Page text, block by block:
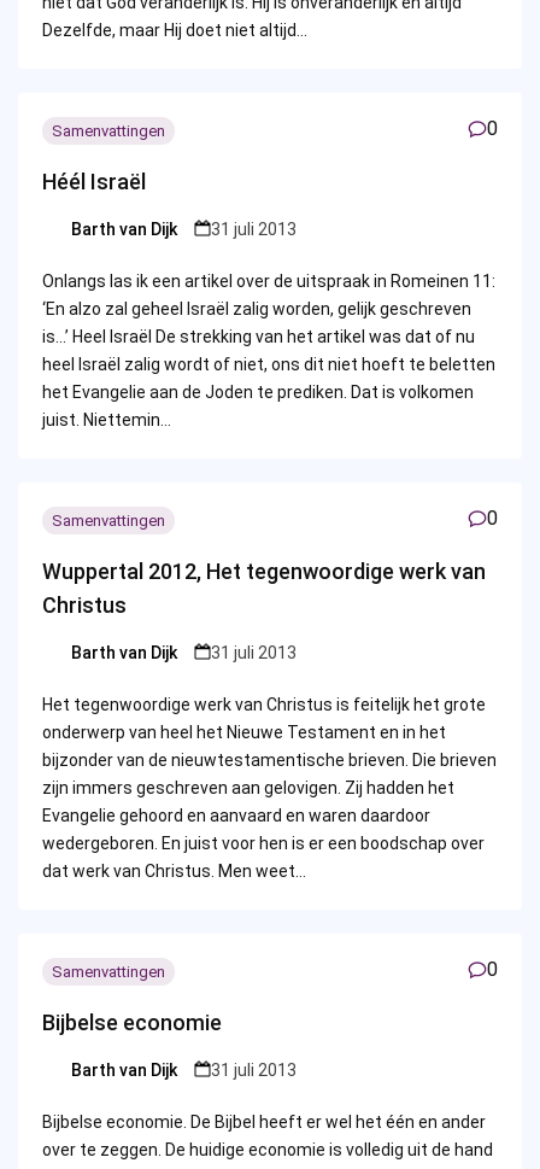
Dezelfde, maar Hij doet niet altijd…
Samenvattingen 0
Héél Israël
Posted
Barth van Dijk 31 juli 2013
Onlangs las ik een artikel over de uitspraak in Romeinen 11:
‘En alzo zal geheel Israël zalig worden, gelijk geschreven
is…’ Heel Israël De strekking van het artikel was dat of nu
heel Israël zalig wordt of niet, ons dit niet hoeft te beletten
het Evangelie aan de Joden te prediken. Dat is volkomen
juist. Niettemin…
Samenvattingen 0
Wuppertal 2012, Het tegenwoordige werk van
Christus
Posted
Barth van Dijk 31 juli 2013
Het tegenwoordige werk van Christus is feitelijk het grote
onderwerp van heel het Nieuwe Testament en in het
bijzonder van de nieuwtestamentische brieven. Die brieven
zijn immers geschreven aan gelovigen. Zij hadden het
Evangelie gehoord en aanvaard en waren daardoor
wedergeboren. En juist voor hen is er een boodschap over
dat werk van Christus. Men weet…
Samenvattingen 0
Bijbelse economie
Posted
Barth van Dijk 31 juli 2013
Bijbelse economie. De Bijbel heeft er wel het één en ander
over te zeggen. De huidige economie is volledig uit de hand